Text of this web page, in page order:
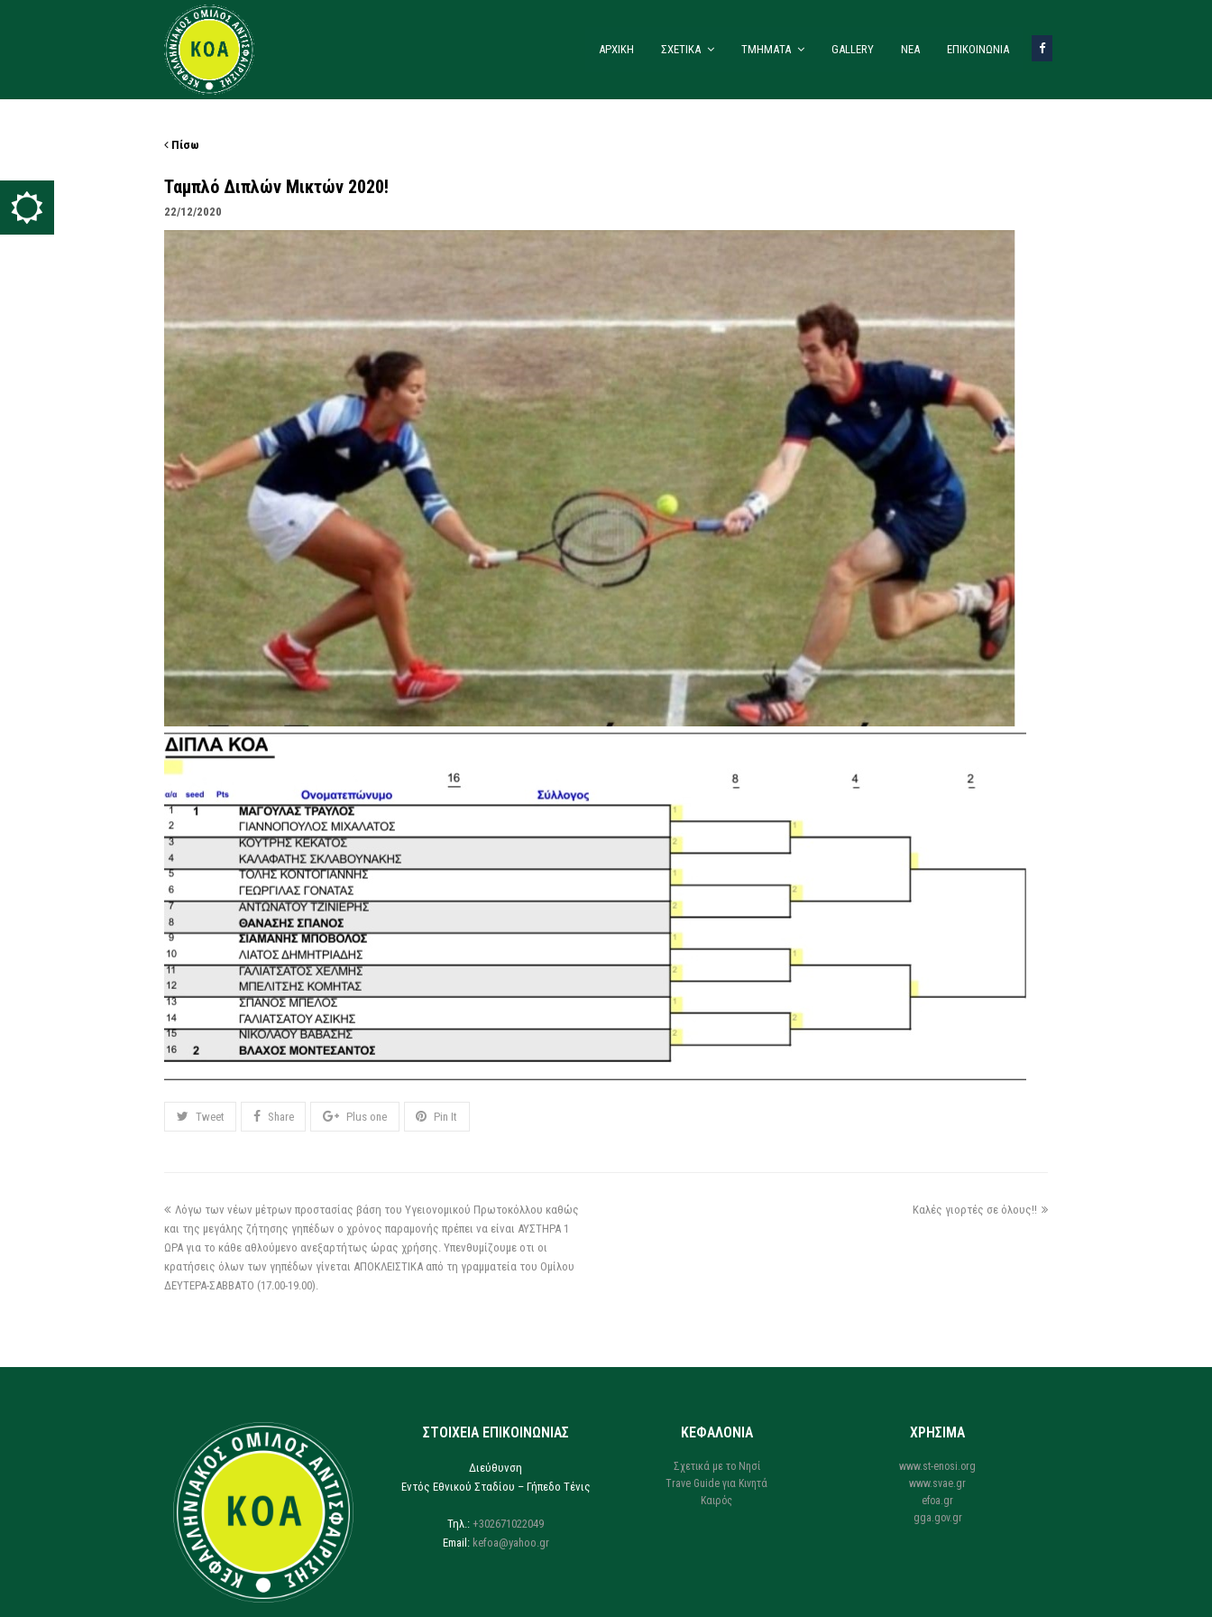
ΑΡΧΙΚΗ ΣΧΕΤΙΚΑ ΤΜΗΜΑΤΑ GALLERY ΝΈΑ ΕΠΙΚΟΙΝΩΝΙΑ
Πίσω
Ταμπλό Διπλών Μικτών 2020!
22/12/2020
Tweet Share Plus one Pin It
Λόγω των νέων μέτρων προστασίας βάση του Υγειονομικού Πρωτοκόλλου καθώς
και της μεγάλης ζήτησης γηπέδων ο χρόνος παραμονής πρέπει να είναι ΑΥΣΤΗΡΑ 1
ΩΡΑ για το κάθε αθλούμενο ανεξαρτήτως ώρας χρήσης. Υπενθυμίζουμε οτι οι
κρατήσεις όλων των γηπέδων γίνεται ΑΠΟΚΛΕΙΣΤΙΚΑ από τη γραμματεία του Ομίλου
ΔΕΥΤΕΡΑ-ΣΑΒΒΑΤΟ (17.00-19.00).
Καλές γιορτές σε όλους!!
ΣΤΟΙΧΕΙΑ ΕΠΙΚΟΙΝΩΝΙΑΣ
Διεύθυνση
Εντός Εθνικού Σταδίου – Γήπεδο Τένις
Τηλ.: +302671022049
Email: kefoa@yahoo.gr
ΚΕΦΑΛΟΝΙΑ
Σχετικά με το Νησί
Trave Guide για Κινητά
Καιρός
ΧΡΗΣΙΜΑ
www.st-enosi.org
www.svae.gr
efoa.gr
gga.gov.gr